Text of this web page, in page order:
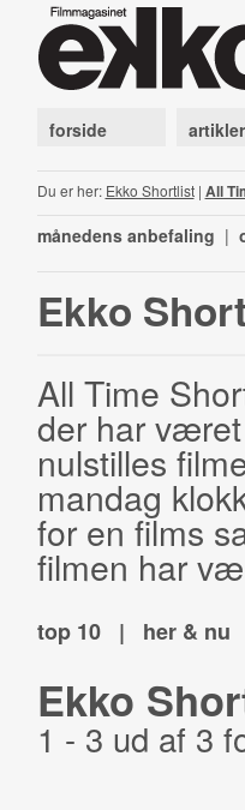
forside artikler
Du er her: Ekko Shortlist| All
månedens anbefaling |
Ekko
All Time
der har
nulstilles
mandag
for en films
filmen har
top 10 | her & nu
Ekko
1 - 3 ud af 3